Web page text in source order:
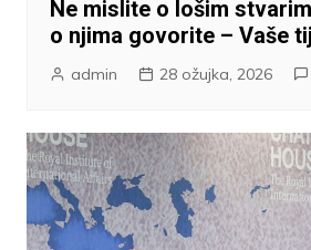
Ne mislite o lošim
o njima govorite – Vaše
admin 28 ožujka, 2026